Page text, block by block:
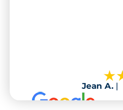
Jean A. |